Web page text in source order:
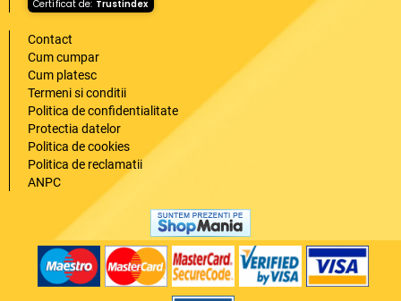
Certificat de: Trustindex
Contact
Cum cumpar
Cum platesc
Termeni si conditii
Politica de confidentialitate
Protectia datelor
Politica de cookies
Politica de reclamatii
ANPC